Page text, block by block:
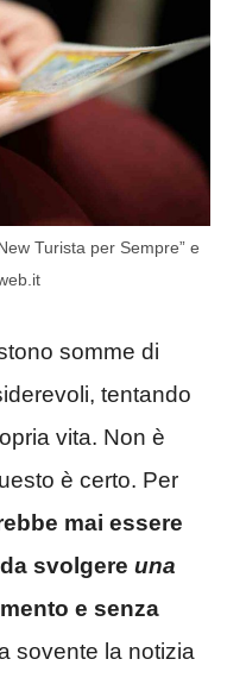
Turista per Sempre” e
somme di
tentando
vita. Non è
è certo. Per
mai essere
svolgere una
e senza
sovente la notizia